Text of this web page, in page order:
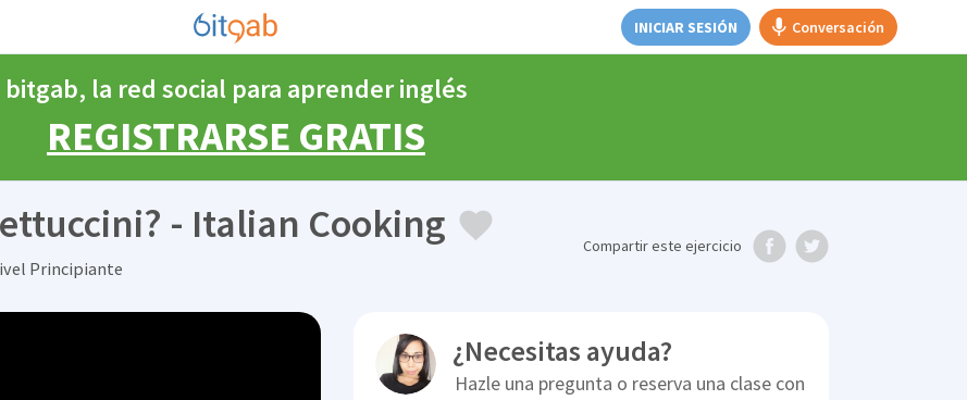
INICIAR SESIÓN Conversación
bitgab, la red social para aprender inglés
REGISTRARSE GRATIS
- Italian Cooking
Principiante
Compartireste ejercicio
¿Necesitas ayuda?
Hazle una pregunta o reserva una clase con